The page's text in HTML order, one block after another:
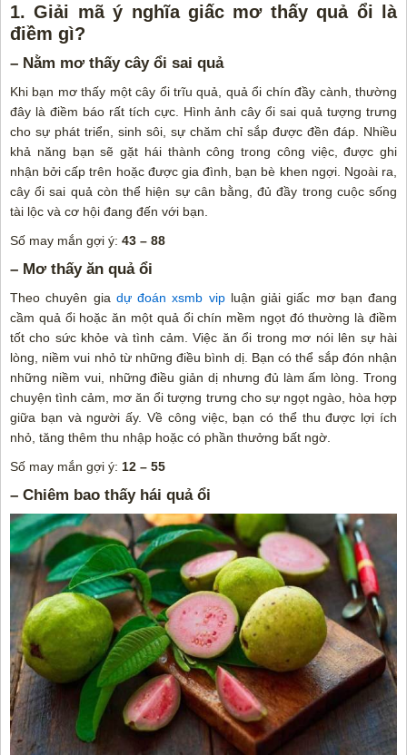
1. Giải mã ý nghĩa giấc mơ thấy quả ổi là
điềm gì?
– Nằm mơ thấy cây ổi sai quả
Khi bạn mơ thấy một cây ổi trĩu quả, quả ổi chín đầy cành, thường
đây là điềm báo rất tích cực. Hình ảnh cây ổi sai quả tượng trưng
cho sự phát triển, sinh sôi, sự chăm chỉ sắp được đền đáp. Nhiều
khả năng bạn sẽ gặt hái thành công trong công việc, được ghi
nhận bởi cấp trên hoặc được gia đình, bạn bè khen ngợi. Ngoài ra,
cây ổi sai quả còn thể hiện sự cân bằng, đủ đầy trong cuộc sống
tài lộc và cơ hội đang đến với bạn.
Số may mắn gợi ý: 43 – 88
– Mơ thấy ăn quả ổi
Theo chuyên gia dự đoán xsmb vipluận giải giấc mơ bạn đang
cầm quả ổi hoặc ăn một quả ổi chín mềm ngọt đó thường là điềm
tốt cho sức khỏe và tình cảm. Việc ăn ổi trong mơ nói lên sự hài
lòng, niềm vui nhỏ từ những điều bình dị. Bạn có thể sắp đón nhận
những niềm vui, những điều giản dị nhưng đủ làm ấm lòng. Trong
chuyện tình cảm, mơ ăn ổi tượng trưng cho sự ngọt ngào, hòa hợp
giữa bạn và người ấy. Về công việc, bạn có thể thu được lợi ích
nhỏ, tăng thêm thu nhập hoặc có phần thưởng bất ngờ.
Số may mắn gợi ý: 12 – 55
– Chiêm bao thấy hái quả ổi